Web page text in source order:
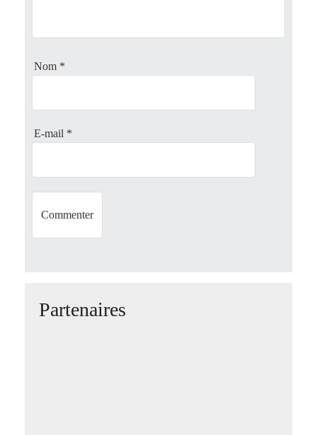
n
Nom *
E-mail *
Partenaires